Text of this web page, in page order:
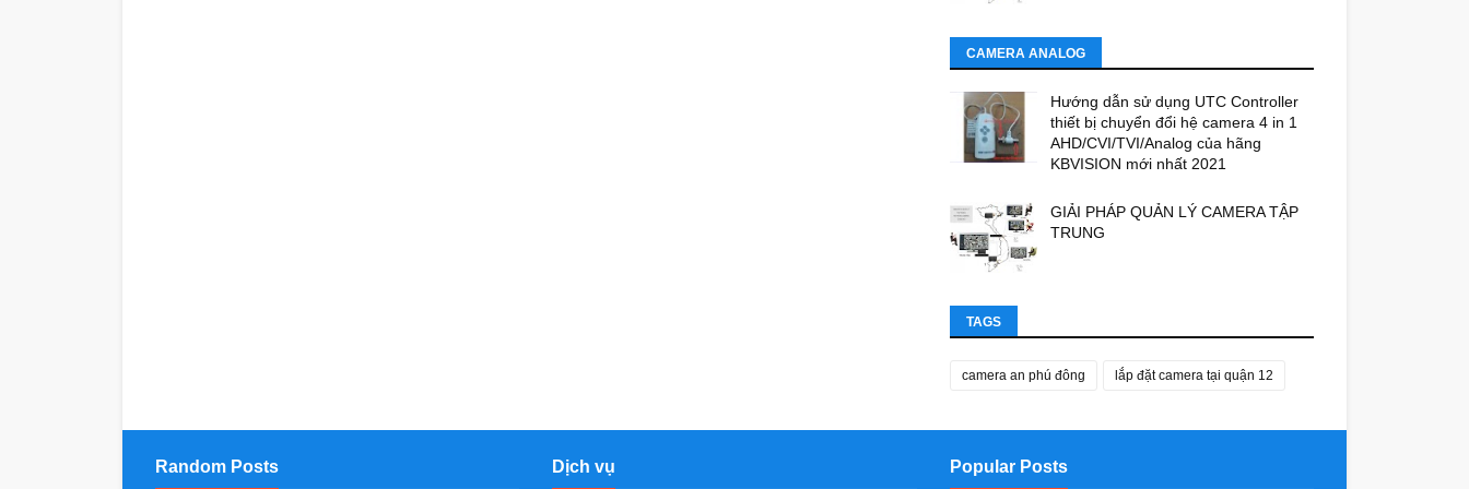
CAMERA ANALOG
Hướng dẫn sử dụng UTC Controller
thiết bị chuyển đổi hệ camera 4 in 1
AHD/CVI/TVI/Analog của hãng
KBVISION mới nhất 2021
GIẢI PHÁP QUẢN LÝ CAMERA TẬP
TRUNG
TAGS
camera an phú đông lắp đặt camera tại quận 12
Random Posts Dịch vụ Popular Posts